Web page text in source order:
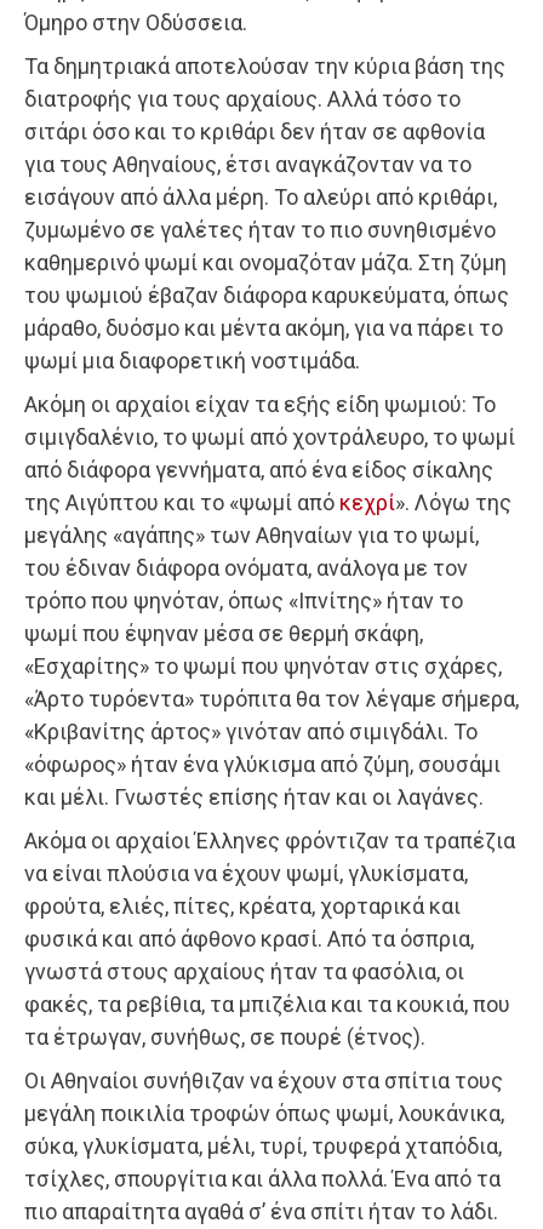
Όμηρο στην Οδύσσεια.
Τα δημητριακά αποτελούσαν την κύρια βάση της
διατροφής για τους αρχαίους. Αλλά τόσο το
σιτάρι όσο και το κριθάρι δεν ήταν σε αφθονία
για τους Αθηναίους, έτσι αναγκάζονταν να το
εισάγουν από άλλα μέρη. Το αλεύρι από κριθάρι,
ζυμωμένο σε γαλέτες ήταν το πιο συνηθισμένο
καθημερινό ψωμί και ονομαζόταν μάζα. Στη ζύμη
του ψωμιού έβαζαν διάφορα καρυκεύματα, όπως
μάραθο, δυόσμο και μέντα ακόμη, για να πάρει το
ψωμί μια διαφορετική νοστιμάδα.
Ακόμη οι αρχαίοι είχαν τα εξής είδη ψωμιού: Το
σιμιγδαλένιο, το ψωμί από χοντράλευρο, το ψωμί
από διάφορα γεννήματα, από ένα είδος σίκαλης
της Αιγύπτου και το «ψωμί από κεχρί». Λόγω της
μεγάλης «αγάπης» των Αθηναίων για το ψωμί,
του έδιναν διάφορα ονόματα, ανάλογα με τον
τρόπο που ψηνόταν, όπως «Ιπνίτης» ήταν το
ψωμί που έψηναν μέσα σε θερμή σκάφη,
«Εσχαρίτης» το ψωμί που ψηνόταν στις σχάρες,
«Άρτο τυρόεντα» τυρόπιτα θα τον λέγαμε σήμερα,
«Κριβανίτης άρτος» γινόταν από σιμιγδάλι. Το
«όφωρος» ήταν ένα γλύκισμα από ζύμη, σουσάμι
και μέλι. Γνωστές επίσης ήταν και οι λαγάνες.
Ακόμα οι αρχαίοι Έλληνες φρόντιζαν τα τραπέζια
να είναι πλούσια να έχουν ψωμί, γλυκίσματα,
φρούτα, ελιές, πίτες, κρέατα, χορταρικά και
φυσικά και από άφθονο κρασί. Από τα όσπρια,
γνωστά στους αρχαίους ήταν τα φασόλια, οι
φακές, τα ρεβίθια, τα μπιζέλια και τα κουκιά, που
τα έτρωγαν, συνήθως, σε πουρέ (έτνος).
Οι Αθηναίοι συνήθιζαν να έχουν στα σπίτια τους
μεγάλη ποικιλία τροφών όπως ψωμί, λουκάνικα,
σύκα, γλυκίσματα, μέλι, τυρί, τρυφερά χταπόδια,
τσίχλες, σπουργίτια και άλλα πολλά. Ένα από τα
πιο απαραίτητα αγαθά σ’ ένα σπίτι ήταν το λάδι.